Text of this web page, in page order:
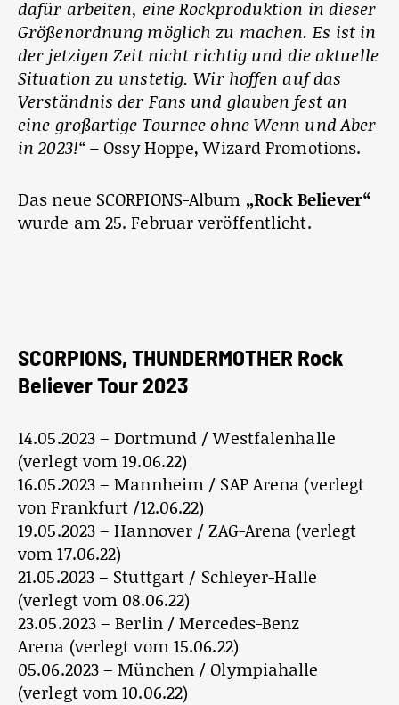
dafür arbeiten, eine Rockproduktion in dieser
Größenordnung möglich zu machen. Es ist in
der jetzigen Zeit nicht richtig und die aktuelle
Situation zu unstetig. Wir hoffen auf das
Verständnis der Fans und glauben fest an
eine großartige Tournee ohne Wenn und Aber
in 2023!“ – Ossy Hoppe, Wizard Promotions.
Das neue SCORPIONS-Album „Rock Believer“
wurde am 25. Februar veröffentlicht.
SCORPIONS, THUNDERMOTHER Rock
Believer Tour 2023
14.05.2023 – Dortmund / Westfalenhalle
(verlegt vom 19.06.22)
16.05.2023 – Mannheim / SAP Arena (verlegt
von Frankfurt /12.06.22)
19.05.2023 – Hannover / ZAG-Arena (verlegt
vom 17.06.22)
21.05.2023 – Stuttgart / Schleyer-Halle
(verlegt vom 08.06.22)
23.05.2023 – Berlin / Mercedes-Benz
Arena (verlegt vom 15.06.22)
05.06.2023 – München / Olympiahalle
(verlegt vom 10.06.22)